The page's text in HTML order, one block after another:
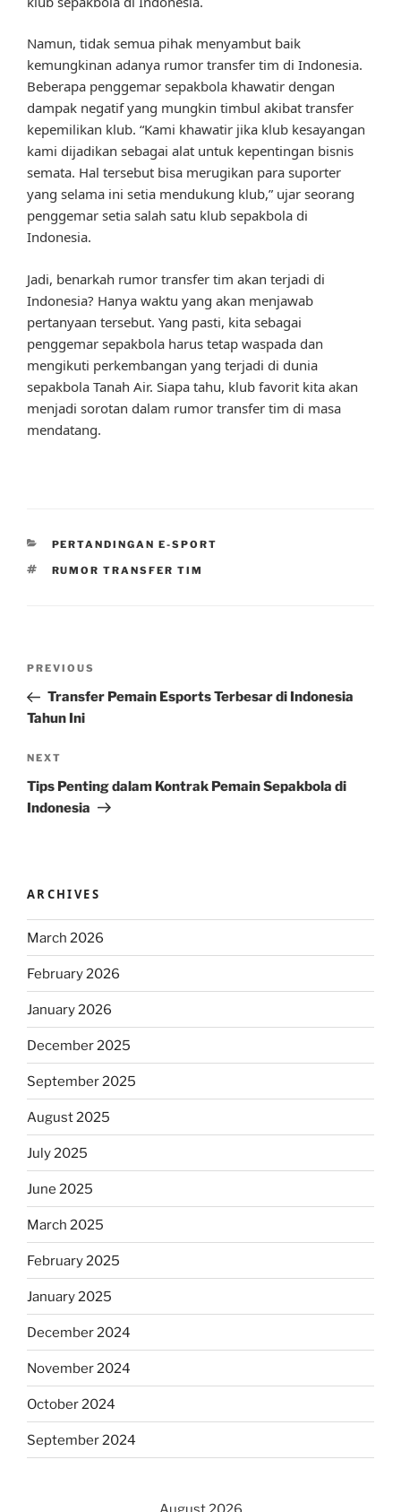
Namun, tidak semua pihak menyambut baik
kemungkinan adanya rumor transfer tim di Indonesia.
Beberapa penggemar sepakbola khawatir dengan
dampak negatif yang mungkin timbul akibat transfer
kepemilikan klub. “Kami khawatir jika klub kesayangan
kami dijadikan sebagai alat untuk kepentingan bisnis
semata. Hal tersebut bisa merugikan para suporter
yang selama ini setia mendukung klub,” ujar seorang
penggemar setia salah satu klub sepakbola di
Indonesia.
Jadi, benarkah rumor transfer tim akan terjadi di
Indonesia? Hanya waktu yang akan menjawab
pertanyaan tersebut. Yang pasti, kita sebagai
penggemar sepakbola harus tetap waspada dan
mengikuti perkembangan yang terjadi di dunia
sepakbola Tanah Air. Siapa tahu, klub favorit kita akan
menjadi sorotan dalam rumor transfer tim di masa
mendatang.
CATEGORIES
PERTANDINGAN E-SPORT
TAGS
RUMOR TRANSFER TIM
Previous
Post
PREVIOUS
Transfer Pemain Esports Terbesar di Indonesia
Tahun Ini
Next
Post
NEXT
Tips Penting dalam Kontrak Pemain Sepakbola di
Indonesia
ARCHIVES
March 2026
February 2026
January 2026
December 2025
September 2025
August 2025
July 2025
June 2025
March 2025
February 2025
January 2025
December 2024
November 2024
October 2024
September 2024